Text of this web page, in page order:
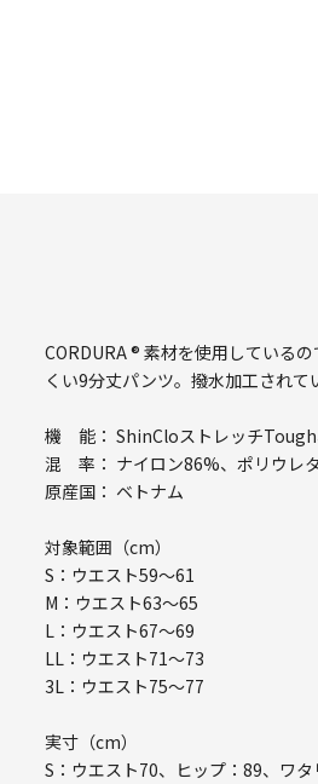
CORDURA ® 素材を使用している
くい9分丈パンツ。撥水加工されて
機 能： ShinCloストレッチTough
混 率： ナイロン86%、ポリウレ
原産国： ベトナム
対象範囲（cm）
S：ウエスト59～61
M：ウエスト63～65
L：ウエスト67～69
LL：ウエスト71～73
3L：ウエスト75～77
実寸（cm）
S：ウエスト70、ヒップ：89、ワ